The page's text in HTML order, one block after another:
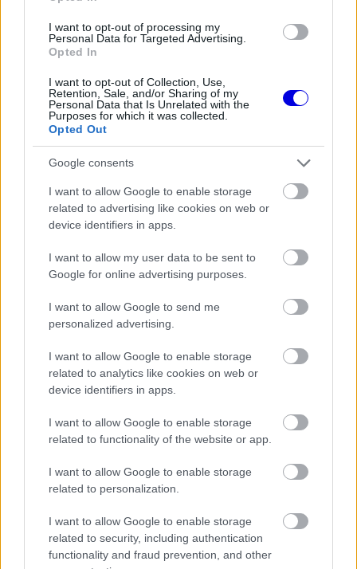
I want to opt-out of processing my
Personal Data for Targeted Advertising.
Opted In
I want to opt-out of Collection, Use,
Retention, Sale, and/or Sharing of my
Personal Data that Is Unrelated with the
Purposes for which it was collected.
Opted Out
Google consents
I want to allow Google to enable storage
related to advertising like cookies on web or
device identifiers in apps.
I want to allow my user data to be sent to
Google for online advertising purposes.
I want to allow Google to send me
personalized advertising.
I want to allow Google to enable storage
related to analytics like cookies on web or
device identifiers in apps.
I want to allow Google to enable storage
related to functionality of the website or app.
I want to allow Google to enable storage
related to personalization.
I want to allow Google to enable storage
related to security, including authentication
functionality and fraud prevention, and other
Arra is emlékeztetett, hogy a szabálycsomag
kidolgozása hosszú folyamat volt. „Ez nem nyolc
hónap alatt állt össze. Másfél éven át közösen
tárgyaltunk az összes csapattal, és csak utána
Szerinte minden érintettnek elegendő ideje volt a
felkészülésre, hiszen a 2022 augusztusi elfogadás
és az idei barcelonai első teszt között bőven
eltelt annyi idő, hogy bárki versenyképes
csomagot rakjon össze. „Mindenkinek ugyanannyi
másnak a motorral vagy a vázzal, mégis érdekes
vannak. Hallották a Mercedest vagy a Ferrarit
panaszkodni? Nem, mert ez egy körforgás” –
fogalmazott.